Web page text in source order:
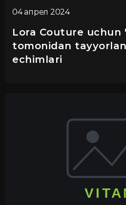
04 апрел 2024
Lora Couture uchun
tomonidan
echimlari